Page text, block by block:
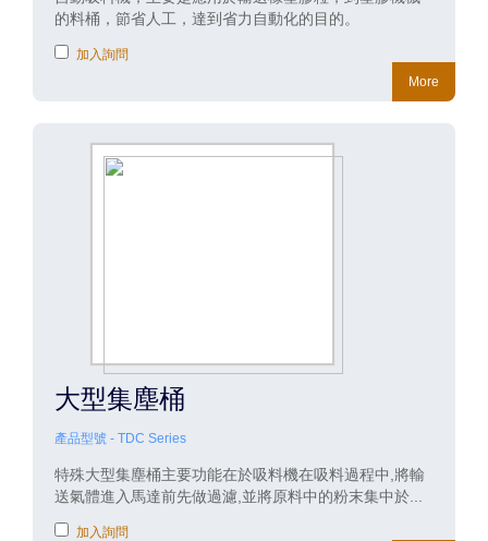
More
的料桶，節省人工，達到省力自動化的目的。
加入詢問
大型集塵桶
產品型號 - TDC Series
特殊大型集塵桶主要功能在於吸料機在吸料過程中,將輸
送氣體進入馬達前先做過濾,並將原料中的粉末集中於...
加入詢問